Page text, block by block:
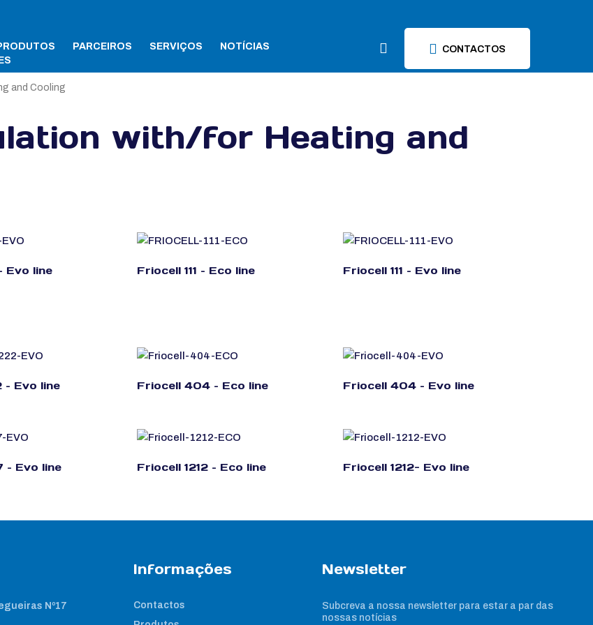
PARCEIROS SERVIÇOS
NOTÍCIAS
CONTACTOS
and Cooling
with/for Heating and
Evo line Friocell 111 – Eco line Friocell 111 – Evo line
Evo line Friocell 404 – Eco line Friocell 404 – Evo line
– Evo line Friocell 1212 – Eco line Friocell 1212- Evo line
Nº17
Informações
Contactos
Newsletter
Subcreva a nossa newsletter para estar a par das
nossas notícias